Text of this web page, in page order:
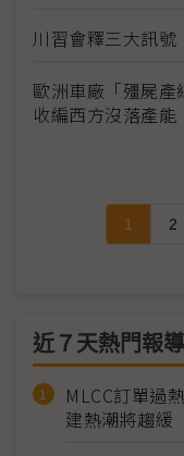
川習會釋三大訊
歐洲車廠「殭屍
收編西方沒落產能
1 2
近７天熱門報導
MLCC訂單過
建熱潮將趨緩